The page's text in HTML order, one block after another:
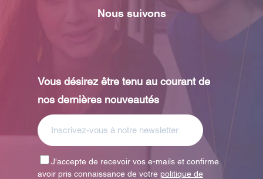
Nous suivons
Vous désirez être tenu au courant de
nos dernières nouveautés
J'accepte de recevoir vos e-mails et confirme
avoir pris connaissance de votre politique de